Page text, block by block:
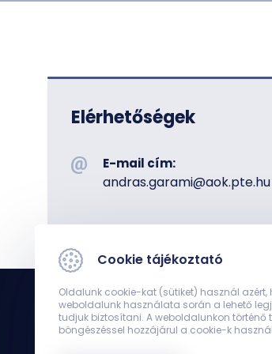
Elérhetőségek
E-mail cím:
andras.garami@aok.pte.hu
Pályázati és Ösztöndíj
Cookie tájékoztató
Oldalunk cookie-kat (sütiket) használ azért,
weboldalunk használata során a lehető
tudjuk biztosítani. A weboldalunkon történő
böngészéssel hozzájárul a cookie-k